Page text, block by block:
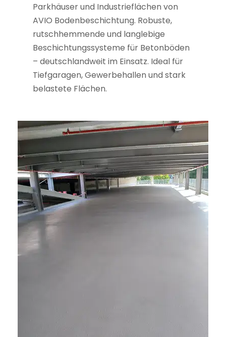
Parkhäuser und Industrieflächen von
AVIO Bodenbeschichtung. Robuste,
rutschhemmende und langlebige
Beschichtungssysteme für Betonböden
– deutschlandweit im Einsatz. Ideal für
Tiefgaragen, Gewerbehallen und stark
belastete Flächen.